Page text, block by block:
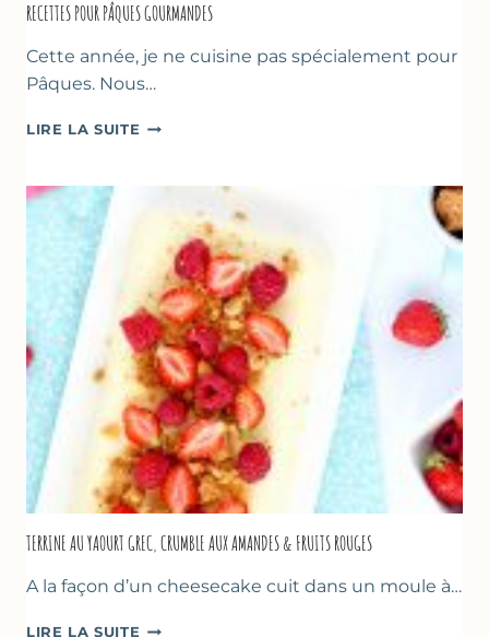
RECETTES POUR PÂQUES GOURMANDES
Cette année, je ne cuisine pas spécialement pour
Pâques. Nous…
LIRE LA SUITE RECETTES
GOURMANDES
TERRINE AU YAOURT GREC, CRUMBLE AUX AMANDES & FRUITS ROUGES
A la façon d’un cheesecake cuit dans un moule à…
LIRE LA SUITE TERRINE